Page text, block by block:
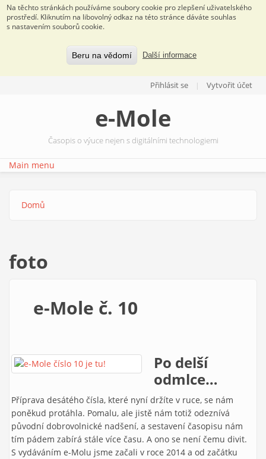
Na těchto stránkách používáme soubory cookie pro zlepšení uživatelského
prostředí. Kliknutím na libovolný odkaz na této stránce dáváte souhlas
s nastavením souborů cookie.
Beru na vědomí Další informace
Přihlásit se Vytvořit účet
e-Mole
Časopis o výuce nejen s digitálními technologiemi
Main menu
Jste zde
Domů
foto
e-Mole č. 10
Po delší
odmlce…
Příprava desátého čísla, které nyní držíte v ruce, se nám
poněkud protáhla. Pomalu, ale jistě nám totiž odeznívá
původní dobrovolnické nadšení, a sestavení časopisu nám
tím pádem zabírá stále více času. A ono se není čemu divit.
S vydáváním e-Molu jsme začali v roce 2014 a od začátku